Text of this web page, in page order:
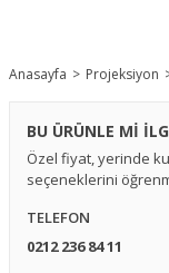
Anasayfa Projeksiyon
BU ÜRÜNLE Mİ
Özel fiyat, yerinde
seçeneklerini
TELEFON
0212 236 84 11